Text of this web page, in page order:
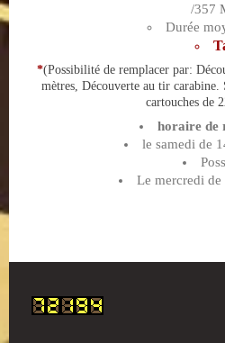
/357
Durée
*(Possibilité de remplacer par:
mètres, Découverte au tir
cartouches de
horaire de
le samedi de
Le mercredi